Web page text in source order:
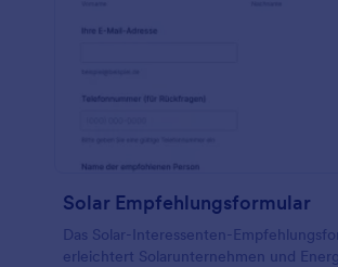
Solar Empfehlungsformular
Das Solar-Interessenten-
erleichtert Solarunternehmen und